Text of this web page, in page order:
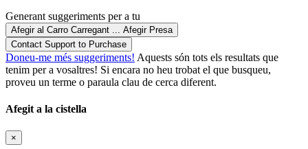
Generant suggeriments per a tu
Afegir al Carro Carregant ... Afegir Presa
Contact Support to Purchase
Doneu-me més suggeriments! Aquests són tots els resultats que
tenim per a vosaltres! Si encara no heu trobat el que busqueu,
proveu un terme o paraula clau de cerca diferent.
Afegit a la cistella
×